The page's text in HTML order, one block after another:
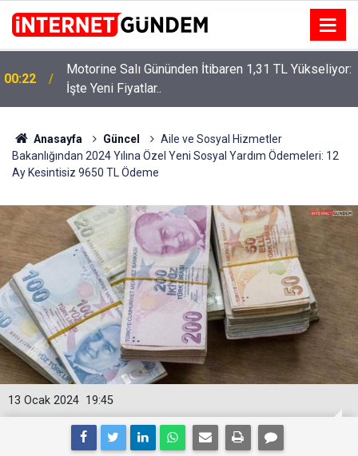
00:22
Motorine Salı Gününden İtibaren 1,31 TL Yükseliyor:
İşte Yeni Fiyatlar..
15:58
Neşet Ertaş’a “Bozkırın Tezenesi” Lakabını Kim
Verdi? Beyaz’la Joker Sorusunun Cevabı Merak
Edildi
Anasayfa Güncel
Aile ve Sosyal Hizmetler
Bakanlığından 2024 Yılına Özel Yeni Sosyal Yardım Ödemeleri: 12
Ay Kesintisiz 9650 TL Ödeme
19:45
13 Ocak 2024